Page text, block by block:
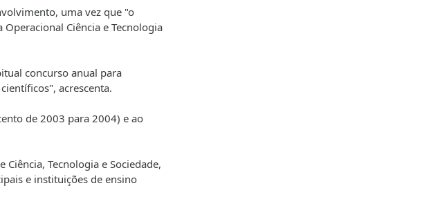
uma vez que "o
Ciência e Tecnologia
concurso anual para
acrescenta.
de 2003 para 2004) e ao
Tecnologia e Sociedade,
e instituições de ensino